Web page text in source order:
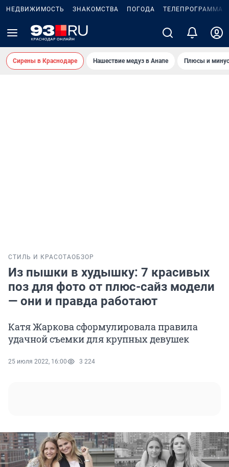
НЕДВИЖИМОСТЬ ЗНАКОМСТВА ПОГОДА ТЕЛЕПРОГРАММА
Сирены в Краснодаре Нашествие медуз в Анапе Плюсы и
СТИЛЬ И КРАСОТАОБЗОР
Из пышки в худышку: 7 красивых
поз для фото от плюс-сайз модели
— они и правда работают
Катя Жаркова сформулировала правила
удачной съемки для крупных девушек
25 июля 2022, 16:00 3 224